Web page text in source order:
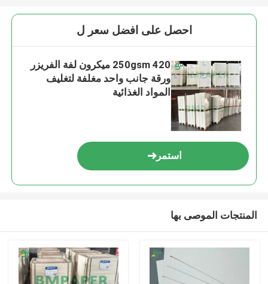
احصل على افضل سعر ل
250gsm 420 ميكرون لفة الفريزر
ورقة جانب واحد مغلفة لتغليف
المواد الغذائية
استمر
المنتجات الموصى بها